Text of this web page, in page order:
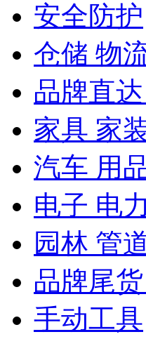
安全防护
仓储 物
品牌直
家具 家
汽车 用
电子 电
园林 管
品牌尾
手动工具